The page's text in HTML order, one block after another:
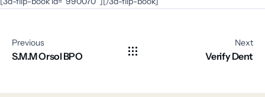
Previous
S.M.M Orsol BPO
Next
Verify Dent